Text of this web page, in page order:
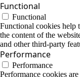
Functional
Functional
Functional cookies help
the content of the
and other third-party
Performance
Performance
Performance cookies